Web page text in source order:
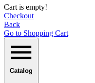
Cart is empty!
Checkout
Back
Go to Shopping Сart
Catalog